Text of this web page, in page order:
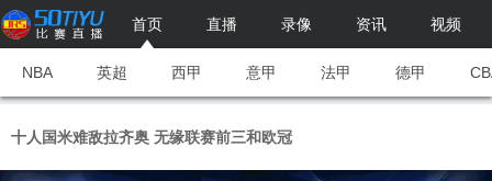
首页 直播 录像 资讯 视频
NBA 英超 西甲 意甲 法甲 德甲
十人国米难敌拉齐奥 无缘联赛前三和欧冠